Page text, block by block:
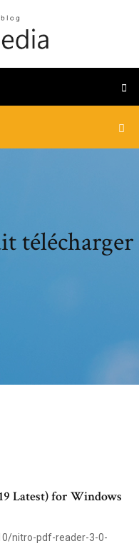
télécharger
Latest) for Windows
nitro-pdf-reader-3-0-